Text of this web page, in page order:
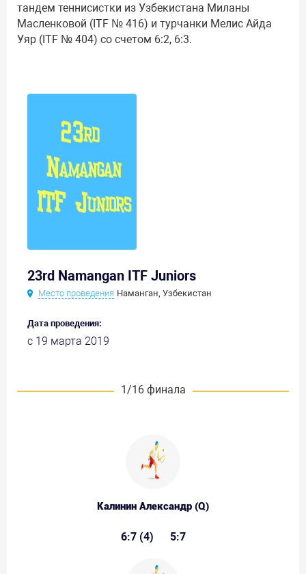
тандем теннисистки из Узбекистана Миланы
Масленковой (ITF № 416) и турчанки Мелис Айда
Уяр (ITF № 404) со счетом 6:2, 6:3.
23rd Namangan ITF Juniors
Место проведения Наманган, Узбекистан
Дата проведения:
с 19 марта 2019
1/16 финала
Калинин Александр (Q)
6:7 (4) 5:7